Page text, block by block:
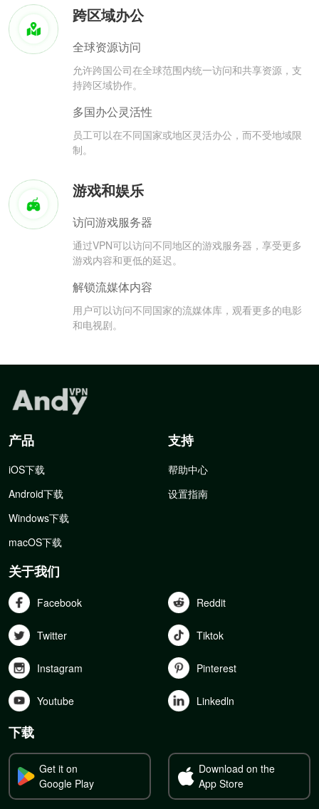
跨区域办公
全球资源访问
允许跨国公司在全球范围内统一访问和共享资源，支
持跨区域协作。
多国办公灵活性
员工可以在不同国家或地区灵活办公，而不受地域限
制。
游戏和娱乐
访问游戏服务器
通过VPN可以访问不同地区的游戏服务器，享受更多
游戏内容和更低的延迟。
解锁流媒体内容
用户可以访问不同国家的流媒体库，观看更多的电影
和电视剧。
产品
iOS下载
Android下载
Windows下载
macOS下载
支持
帮助中心
设置指南
关于我们
Facebook Reddit
Twitter Tiktok
Instagram Pinterest
Youtube Linkedln
下载
Get it on
Google Play
Download on the
App Store